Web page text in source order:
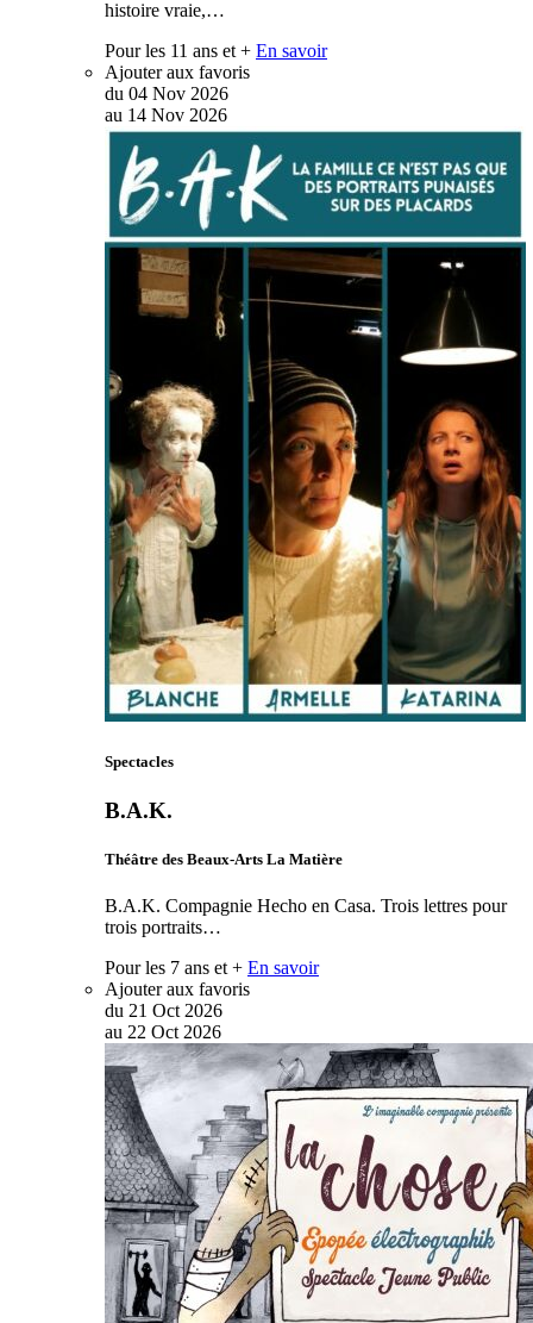
histoire vraie,…
Pour les 11 ans et + En savoir
Ajouter aux favoris
du 04 Nov 2026
au 14 Nov 2026
Spectacles
B.A.K.
Théâtre des Beaux-Arts La Matière
B.A.K. Compagnie Hecho en Casa. Trois lettres pour
trois portraits…
Pour les 7 ans et + En savoir
Ajouter aux favoris
du 21 Oct 2026
au 22 Oct 2026